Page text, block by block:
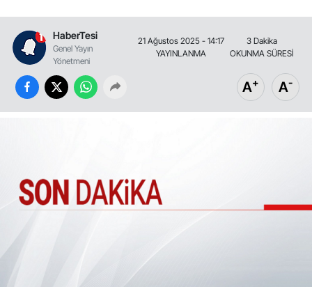
HaberTesi
Genel Yayın
Yönetmeni
21 Ağustos 2025 - 14:17
YAYINLANMA
3 Dakika
OKUNMA SÜRESİ
A+ A-